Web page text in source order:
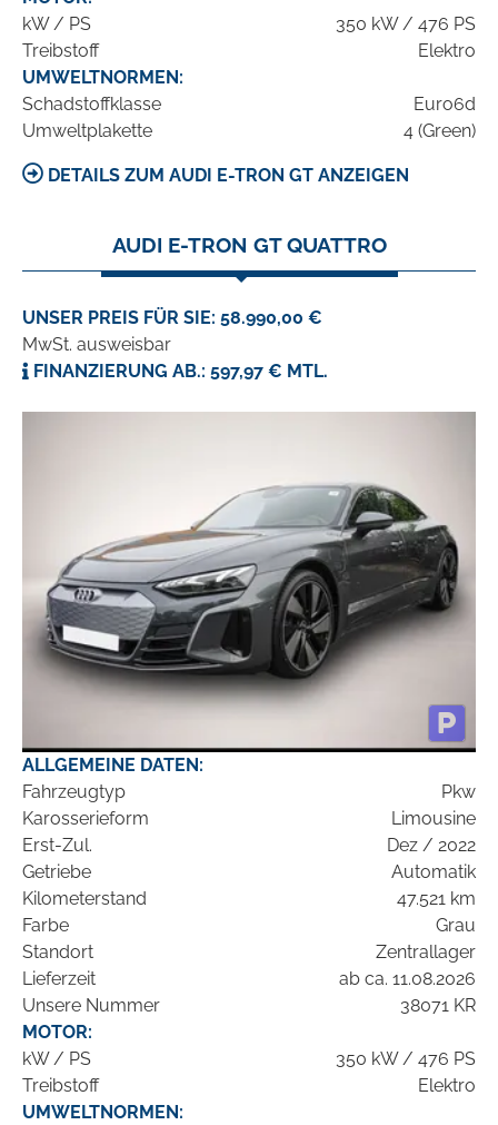
kW / PS
350 kW / 476 PS
Treibstoff
Elektro
UMWELTNORMEN:
Schadstoffklasse
Euro6d
Umweltplakette
4 (Green)
DETAILS ZUM AUDI E-TRON GT ANZEIGEN
AUDI E-TRON GT QUATTRO
UNSER PREIS FÜR SIE: 58.990,00 €
MwSt. ausweisbar
FINANZIERUNG AB.: 597,97 € MTL.
ALLGEMEINE DATEN:
Fahrzeugtyp
Pkw
Karosserieform
Limousine
Erst-Zul.
Dez / 2022
Getriebe
Automatik
Kilometerstand
47.521 km
Farbe
Grau
Standort
Zentrallager
Lieferzeit
ab ca. 11.08.2026
Unsere Nummer
38071 KR
MOTOR:
kW / PS
350 kW / 476 PS
Treibstoff
Elektro
UMWELTNORMEN: